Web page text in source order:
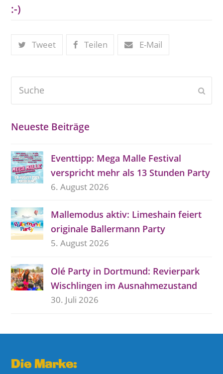
:-)
Tweet Teilen E-Mail
Neueste Beiträge
Eventtipp: Mega Malle Festival
verspricht mehr als 13 Stunden Party
6. August 2026
Mallemodus aktiv: Limeshain feiert
originale Ballermann Party
5. August 2026
Olé Party in Dortmund: Revierpark
Wischlingen im Ausnahmezustand
30. Juli 2026
Die Marke: